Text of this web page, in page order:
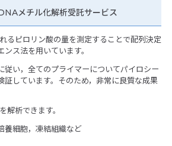
メチル化解析受託サービス
るピロリン酸の量を測定することで配列決定
ス法を用いています。
従い，全てのプライマーについてパイロシー
証しています。そのため，非常に良質な成果
解析できます。
養細胞，凍結組織など